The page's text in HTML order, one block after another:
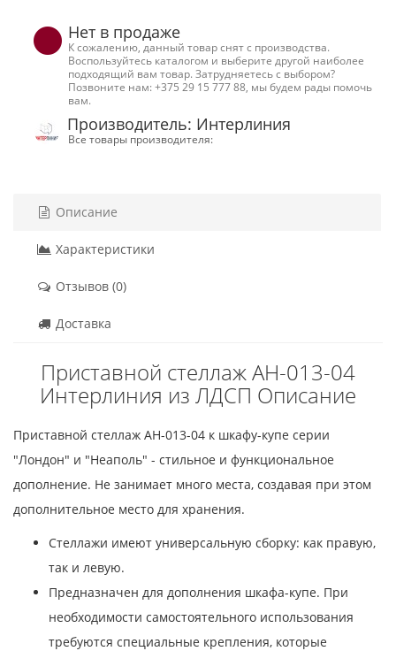
Нет в продаже
К сожалению, данный товар снят с производства.
Воспользуйтесь каталогом и выберите другой наиболее
подходящий вам товар. Затрудняетесь с выбором?
Позвоните нам: +375 29 15 777 88, мы будем рады помочь
вам.
Производитель: Интерлиния
Все товары производителя:
Описание
Характеристики
Отзывов (0)
Доставка
Приставной стеллаж АН-013-04
Интерлиния из ЛДСП Описание
Приставной cтеллаж АН-013-04 к шкафу-купе серии
"Лондон" и "Неаполь" - стильное и функциональное
дополнение. Не занимает много места, создавая при этом
дополнительное место для хранения.
Стеллажи имеют универсальную сборку: как правую,
так и левую.
Предназначен для дополнения шкафа-купе. При
необходимости самостоятельного использования
требуются специальные крепления, которые